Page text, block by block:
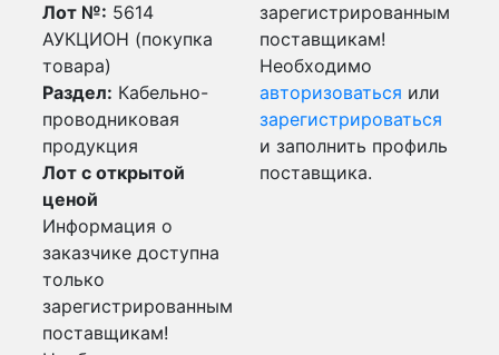
Лот №: 5614
АУКЦИОН (покупка
товара)
Раздел: Кабельно-
проводниковая
продукция
Лот с открытой
ценой
Информация о
заказчике доступна
только
зарегистрированным
поставщикам!
зарегистрированным
поставщикам!
Необходимо
авторизоваться или
зарегистрироваться
и заполнить профиль
поставщика.